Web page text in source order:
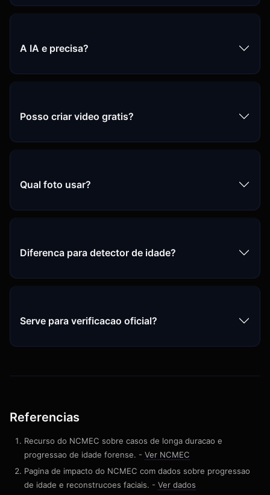
A IA e precisa?
Posso criar video gratis?
Qual foto usar?
Diferenca para detector de idade?
Serve para verificacao oficial?
Referencias
Recurso do NCMEC sobre casos de longa duracao e
progressao de idade forense. - Ver NCMEC
Pagina de impacto do NCMEC com dados sobre progressao
de idade e reconstrucoes faciais. - Ver dados